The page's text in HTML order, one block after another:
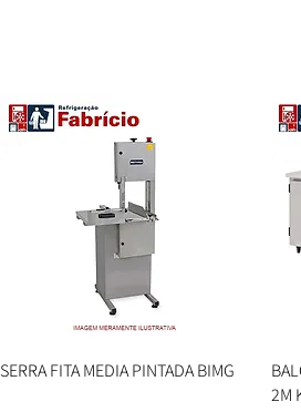
Visualização rápida
SERRA FITA MEDIA PINTADA BIMG
2M